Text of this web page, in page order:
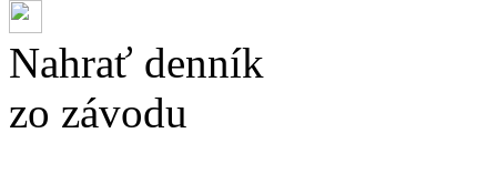
Nahrať denník
zo závodu